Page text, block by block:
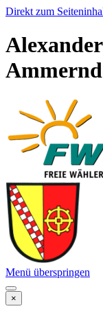
Direkt zum
Menü überspringen
×